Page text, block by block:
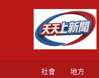
社會 地方